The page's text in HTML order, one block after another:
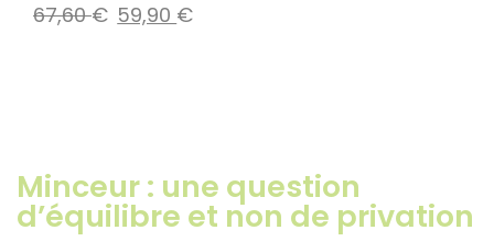
67,60€ 59,90 €
Minceur : une question
d’équilibre et non de privation